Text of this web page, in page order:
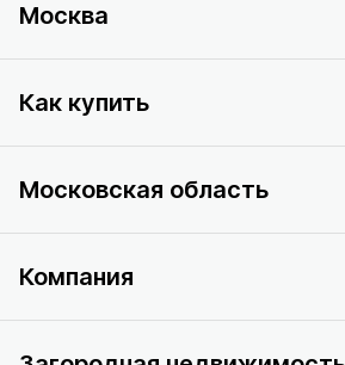
Москва
Как купить
Московская область
Компания